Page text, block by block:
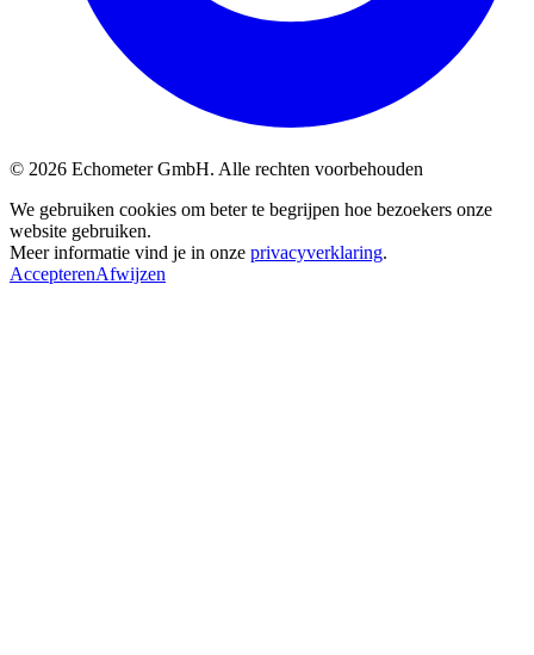
© 2026 Echometer GmbH. Alle rechten voorbehouden
We gebruiken cookies om beter te begrijpen hoe bezoekers onze
website gebruiken.
Meer informatie vind je in onze privacyverklaring.
AccepterenAfwijzen